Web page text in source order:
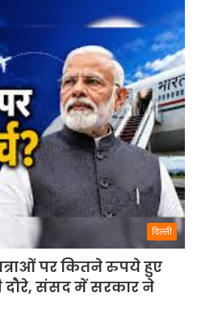
दिल्ली
पर कितने रुपये हुए
दौरे, संसद में सरकार ने